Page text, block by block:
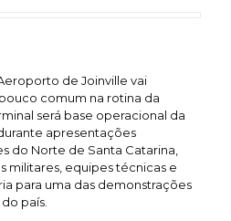
de Joinville vai
comum na rotina da
será base operacional da
apresentações
do Norte de Santa Catarina,
militares, equipes técnicas e
para uma das demonstrações
país.